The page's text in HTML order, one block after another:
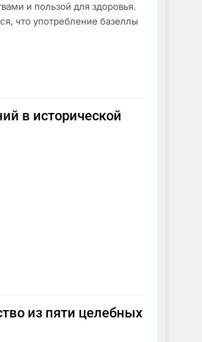
и пользой для здоровья.
что употребление базеллы
в исторической
из пяти целебных